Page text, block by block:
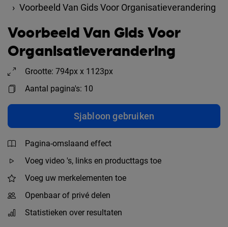
Voorbeeld Van Gids Voor Organisatieverandering
Voorbeeld Van Gids Voor
Organisatieverandering
Grootte: 794px x 1123px
Aantal pagina's: 10
Sjabloon gebruiken
Pagina-omslaand effect
Voeg video 's, links en producttags toe
Voeg uw merkelementen toe
Openbaar of privé delen
Statistieken over resultaten